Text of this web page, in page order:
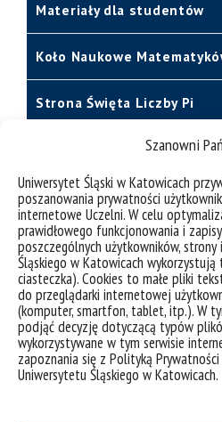
Szanowni
Uniwersytet Śląski w Katowicach
poszanowania prywatności
internetowe Uczelni. W celu
prawidłowego funkcjonowania i
poszczególnych użytkowników,
Śląskiego w Katowicach wykorzystują
ciasteczka). Cookies to małe pliki
do przeglądarki internetowej
(komputer, smartfon, tablet, itp.). W
podjąć decyzję dotyczącą typów
wykorzystywane w tym serwisie
zapoznania się z Polityką
Uniwersytetu Śląskiego w Katowicach.
Materiały dla studentów
Koło Naukowe
Strona Święta Liczby Pi
Pełnione funkcje
CV
Plan zajęć